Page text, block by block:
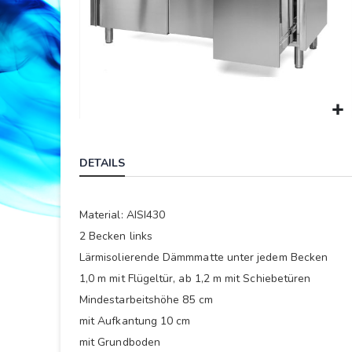
Anfang
DETAILS
Material: AISI430
2 Becken links
Lärmisolierende Dämmmatte unter jedem Becken
1,0 m mit Flügeltür, ab 1,2 m mit Schiebetüren
Mindestarbeitshöhe 85 cm
mit Aufkantung 10 cm
mit Grundboden